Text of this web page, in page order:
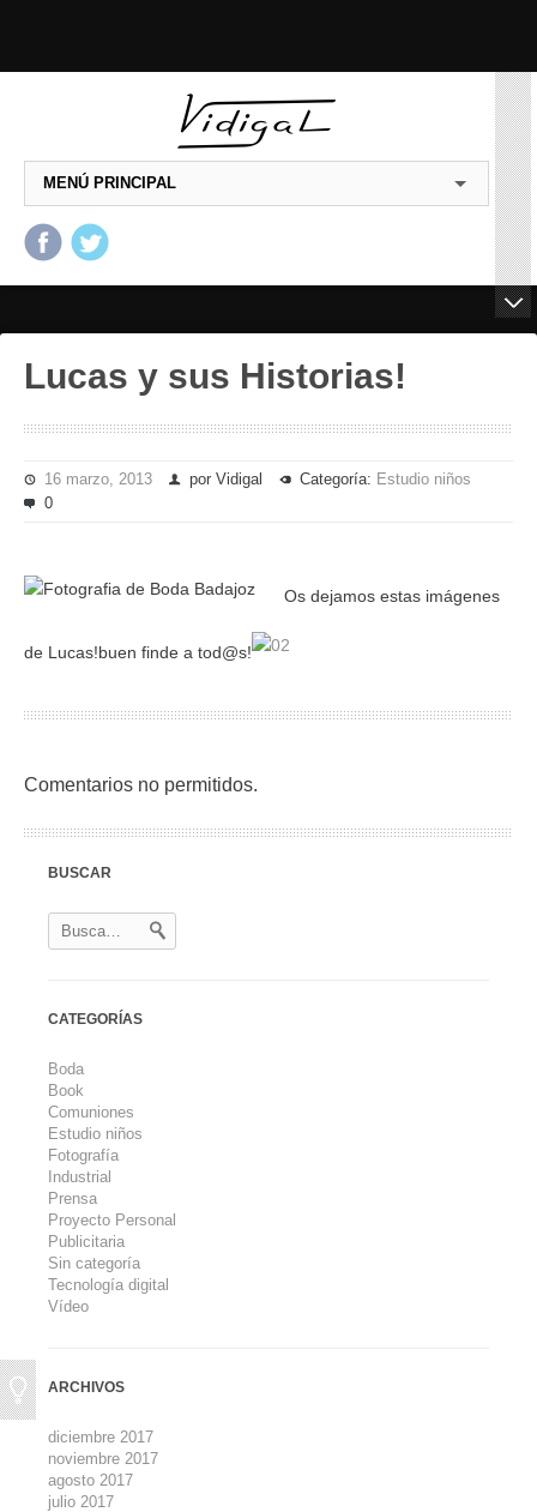
MENÚ PRINCIPAL
Lucas y sus Historias!
16 marzo, 2013 por Vidigal Categoría: Estudio niños
0
Os dejamos estas imágenes
de Lucas!buen finde a tod@s!
Comentarios no permitidos.
BUSCAR
CATEGORÍAS
Boda
Book
Comuniones
Estudio niños
Fotografía
Industrial
Prensa
Proyecto Personal
Publicitaria
Sin categoría
Tecnología digital
Vídeo
ARCHIVOS
diciembre 2017
noviembre 2017
agosto 2017
julio 2017